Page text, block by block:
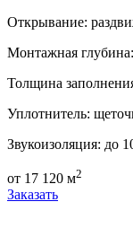
Открывание:
Монтажная глубина:
Толщина
Уплотнитель:
Звукоизоляция: до
от 17 120 м2
Заказать